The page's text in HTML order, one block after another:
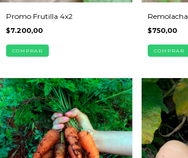
Promo Frutilla 4x2
$7.200,00
COMPRAR
Remolacha
$750,00
COMPRAR